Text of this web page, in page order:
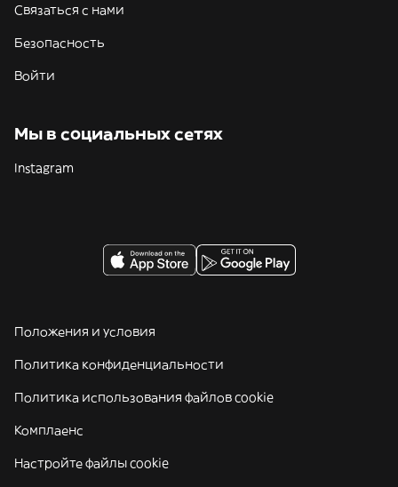
Связаться с нами
Безопасность
Войти
Мы в социальных сетях
Instagram
Положения и условия
Политика конфиденциальности
Политика использования файлов cookie
Комплаенс
Настройте файлы cookie